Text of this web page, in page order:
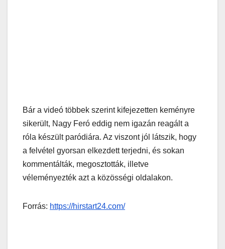
Bár a videó többek szerint kifejezetten keményre
sikerült, Nagy Feró eddig nem igazán reagált a
róla készült paródiára. Az viszont jól látszik, hogy
a felvétel gyorsan elkezdett terjedni, és sokan
kommentálták, megosztották, illetve
véleményezték azt a közösségi oldalakon.
Forrás: https://hirstart24.com/